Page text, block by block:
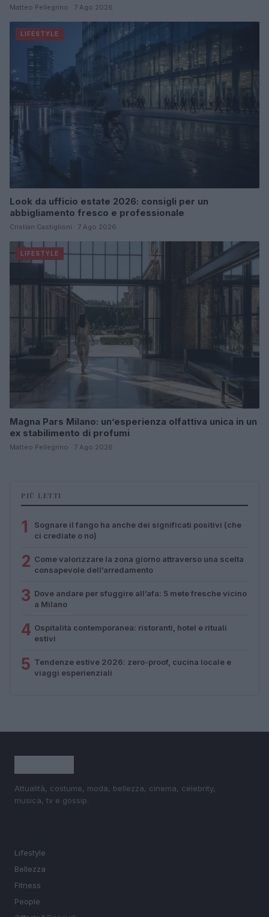
Matteo Pellegrino · 7 Ago 2026
LIFESTYLE
Look da ufficio estate 2026: consigli per un
abbigliamento fresco e professionale
Cristian Castiglioni · 7 Ago 2026
LIFESTYLE
Magna Pars Milano: un’esperienza olfattiva unica in un
ex stabilimento di profumi
Matteo Pellegrino · 7 Ago 2026
PIÙ LETTI
1
Sognare il fango ha anche dei significati positivi (che
ci crediate o no)
2 Come valorizzare la zona giorno attraverso una scelta
consapevole dell’arredamento
3 Dove andare per sfuggire all’afa: 5 mete fresche vicino
a Milano
4 Ospitalità contemporanea: ristoranti, hotel e rituali
estivi
5 Tendenze estive 2026: zero-proof, cucina locale e
viaggi esperienziali
Attualità, costume, moda, bellezza, cinema, celebrity,
musica, tv e gossip.
Lifestyle
Bellezza
Fitness
People